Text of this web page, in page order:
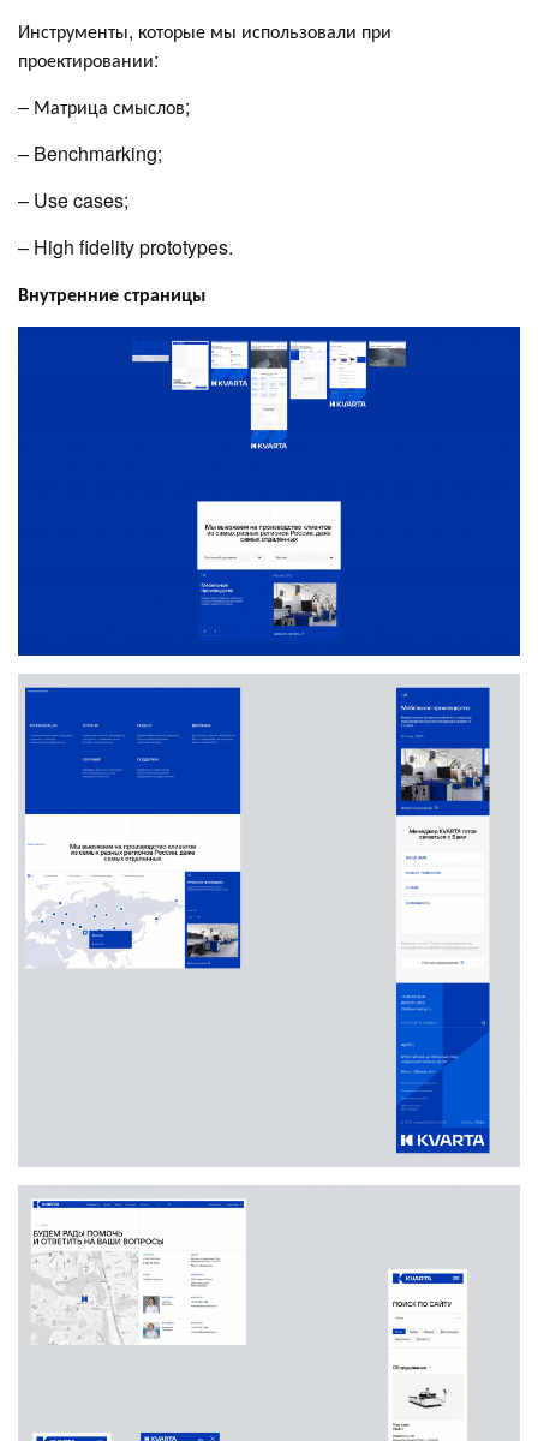
Инструменты, которые мы использовали при
проектировании:
– Матрица смыслов;
– Benchmarking;
– Use cases;
– High fidelity prototypes.
Внутренние страницы